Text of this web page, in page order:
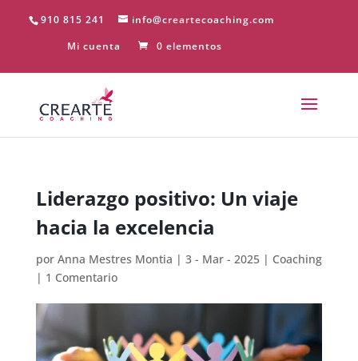
910 815 241
info@creartecoaching.com
Mi cuenta
0 elementos
Liderazgo positivo: Un viaje
hacia la excelencia
por Anna Mestres Montia | 3 - Mar - 2025| Coaching
| 1 Comentario